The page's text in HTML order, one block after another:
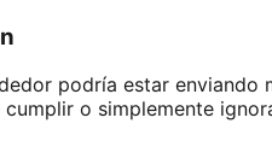
podría estar enviando
o simplemente